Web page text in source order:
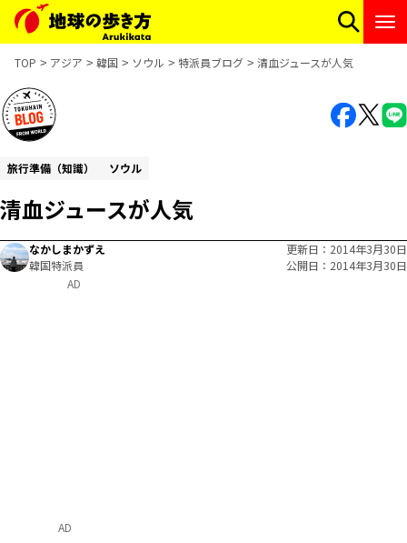
TOP アジア 韓国 ソウル 特派員ブログ 清血ジュースが人気
旅行準備（知識） ソウル
清血ジュースが人気
なかしまかずえ
韓国特派員
更新日
2014年3月30日
公開日
2014年3月30日
AD
AD